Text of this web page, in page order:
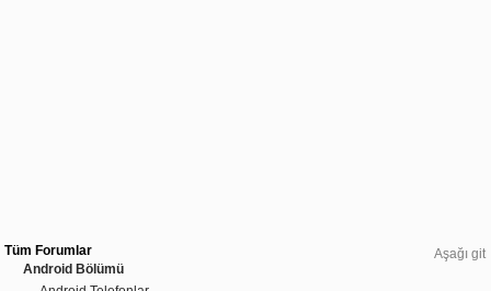
Aşağı git
Tüm Forumlar
Android Bölümü